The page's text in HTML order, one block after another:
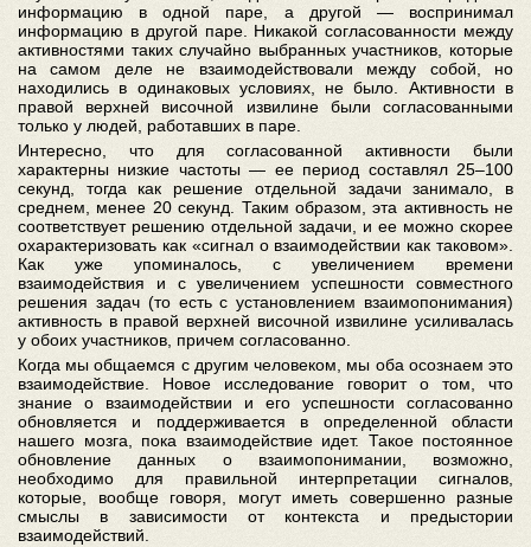
информацию в одной паре, а другой — воспринимал
информацию в другой паре. Никакой согласованности между
активностями таких случайно выбранных участников, которые
на самом деле не взаимодействовали между собой, но
находились в одинаковых условиях, не было. Активности в
правой верхней височной извилине были согласованными
только у людей, работавших в паре.
Интересно, что для согласованной активности были
характерны низкие частоты — ее период составлял 25–100
секунд, тогда как решение отдельной задачи занимало, в
среднем, менее 20 секунд. Таким образом, эта активность не
соответствует решению отдельной задачи, и ее можно скорее
охарактеризовать как «сигнал о взаимодействии как таковом».
Как уже упоминалось, с увеличением времени
взаимодействия и с увеличением успешности совместного
решения задач (то есть с установлением взаимопонимания)
активность в правой верхней височной извилине усиливалась
у обоих участников, причем согласованно.
Когда мы общаемся с другим человеком, мы оба осознаем это
взаимодействие. Новое исследование говорит о том, что
знание о взаимодействии и его успешности согласованно
обновляется и поддерживается в определенной области
нашего мозга, пока взаимодействие идет. Такое постоянное
обновление данных о взаимопонимании, возможно,
необходимо для правильной интерпретации сигналов,
которые, вообще говоря, могут иметь совершенно разные
смыслы в зависимости от контекста и предыстории
взаимодействий.